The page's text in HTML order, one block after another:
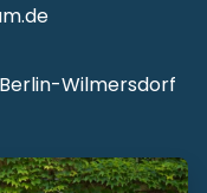
Berlin-Wilmersdorf